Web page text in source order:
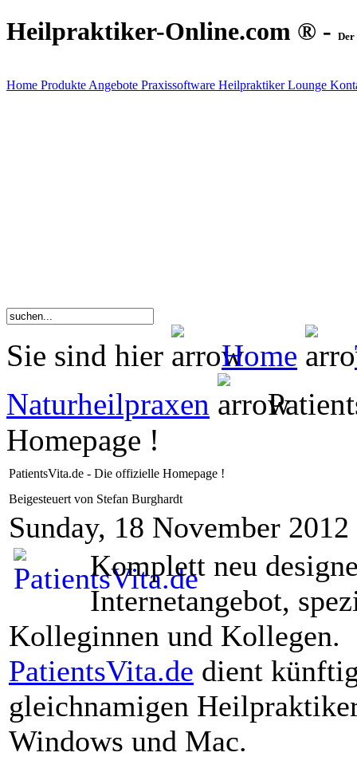
Heilpraktiker-Online.com ® - Der
Home Produkte Angebote Praxissoftware Heilpraktiker Lounge
Sie sind hier Home
Naturheilpraxen
Homepage !
PatientsVita.de - Die offizielle Homepage !
Beigesteuert von Stefan Burghardt
Sunday, 18 November 2012
Komplett neu
Internetangebot,
Kolleginnen und Kollegen.
PatientsVita.de dient
gleichnamigen
Windows und Mac.